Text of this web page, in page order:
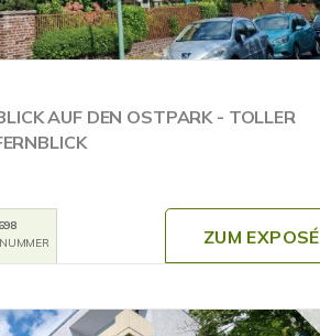
AUF DEN OSTPARK - TOLLER
ZUM EXPOSÉ